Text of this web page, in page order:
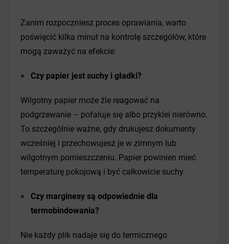
Zanim rozpoczniesz proces oprawiania, warto
poświęcić kilka minut na kontrolę szczegółów, które
mogą zaważyć na efekcie:
Czy papier jest suchy i gładki?
Wilgotny papier może źle reagować na
podgrzewanie – pofaluje się albo przyklei nierówno.
To szczególnie ważne, gdy drukujesz dokumenty
wcześniej i przechowujesz je w zimnym lub
wilgotnym pomieszczeniu. Papier powinien mieć
temperaturę pokojową i być całkowicie suchy.
Czy marginesy są odpowiednie dla
termobindowania?
Nie każdy plik nadaje się do termicznego